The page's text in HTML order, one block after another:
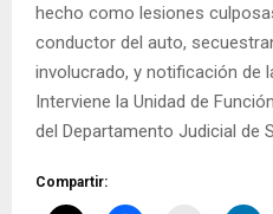
hecho como lesiones
conductor del auto,
involucrado, y notificación de
Interviene la Unidad de
del Departamento Judicial de
Compartir: